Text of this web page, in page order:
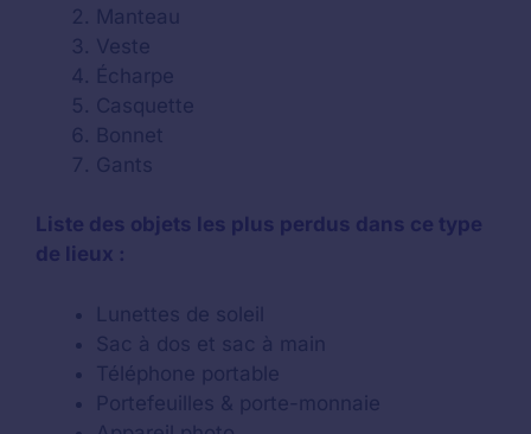
Manteau
Veste
Écharpe
Casquette
Bonnet
Gants
Liste des objets les plus perdus dans ce type
de lieux :
Lunettes de soleil
Sac à dos et sac à main
Téléphone portable
Portefeuilles & porte-monnaie